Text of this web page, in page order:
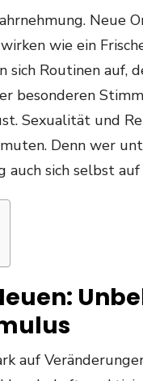
Neue
wie ein
sich Routinen auf,
besonderen
Sexualität und
Denn wer
sich selbst auf
auf